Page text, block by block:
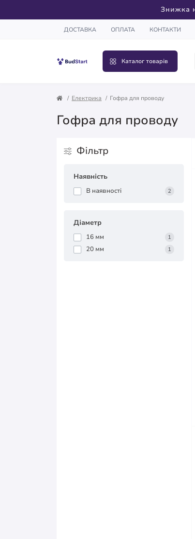
Знижка
ДОСТАВКА ОПЛАТА КОНТАКТИ
Каталог товарів
Електрика Гофра для проводу
Гофра для проводу
Фільтр
Наявність
В наявності 2
Діаметр
16 мм 1
20 мм 1